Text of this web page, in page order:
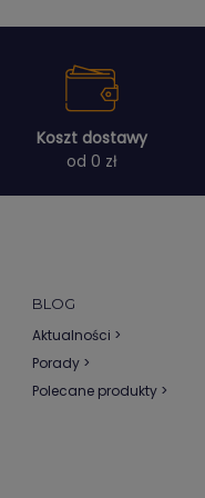
Koszt dostawy
od 0 zł
BLOG
Aktualności >
Porady >
Polecane produkty >